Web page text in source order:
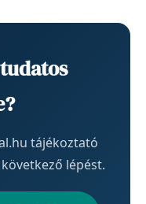
tájékoztató
lépést.